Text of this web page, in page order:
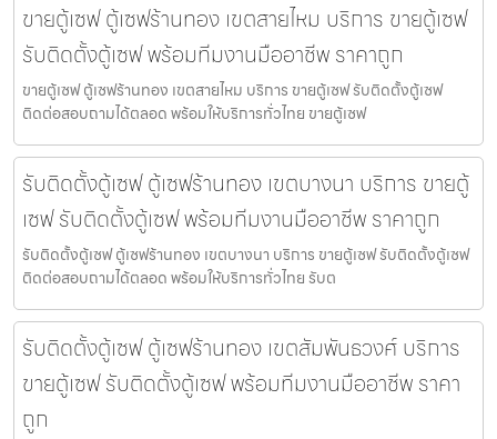
ขายตู้เซฟ ตู้เซฟร้านทอง เขตสายไหม บริการ ขายตู้เซฟ
รับติดตั้งตู้เซฟ พร้อมทีมงานมืออาชีพ ราคาถูก
ขายตู้เซฟ ตู้เซฟร้านทอง เขตสายไหม บริการ ขายตู้เซฟ รับติดตั้งตู้เซฟ
ติดต่อสอบถามได้ตลอด พร้อมให้บริการทั่วไทย ขายตู้เซฟ
รับติดตั้งตู้เซฟ ตู้เซฟร้านทอง เขตบางนา บริการ ขายตู้
เซฟ รับติดตั้งตู้เซฟ พร้อมทีมงานมืออาชีพ ราคาถูก
รับติดตั้งตู้เซฟ ตู้เซฟร้านทอง เขตบางนา บริการ ขายตู้เซฟ รับติดตั้งตู้เซฟ
ติดต่อสอบถามได้ตลอด พร้อมให้บริการทั่วไทย รับต
รับติดตั้งตู้เซฟ ตู้เซฟร้านทอง เขตสัมพันธวงศ์ บริการ
ขายตู้เซฟ รับติดตั้งตู้เซฟ พร้อมทีมงานมืออาชีพ ราคา
ถูก